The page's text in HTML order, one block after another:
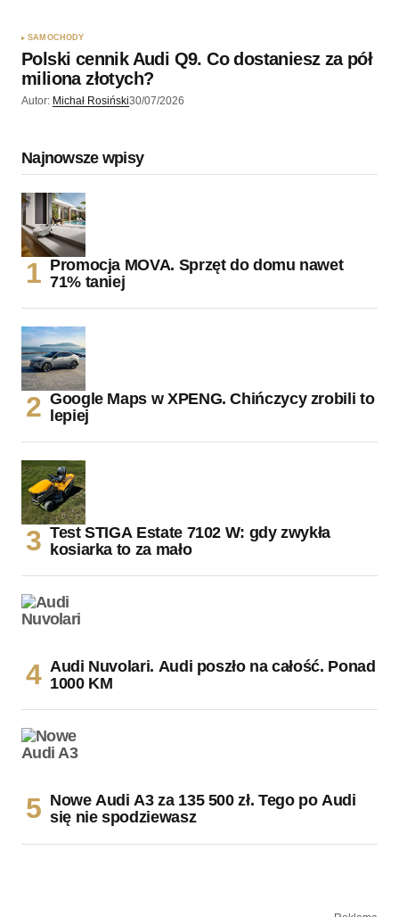
SAMOCHODY
Polski cennik Audi Q9. Co dostaniesz za pół
miliona złotych?
Autor: Michał Rosiński30/07/2026
Najnowsze wpisy
Promocja MOVA. Sprzęt do domu nawet
71% taniej
Google Maps w XPENG. Chińczycy zrobili to
lepiej
Test STIGA Estate 7102 W: gdy zwykła
kosiarka to za mało
Audi Nuvolari. Audi poszło na całość. Ponad
1000 KM
Nowe Audi A3 za 135 500 zł. Tego po Audi
się nie spodziewasz